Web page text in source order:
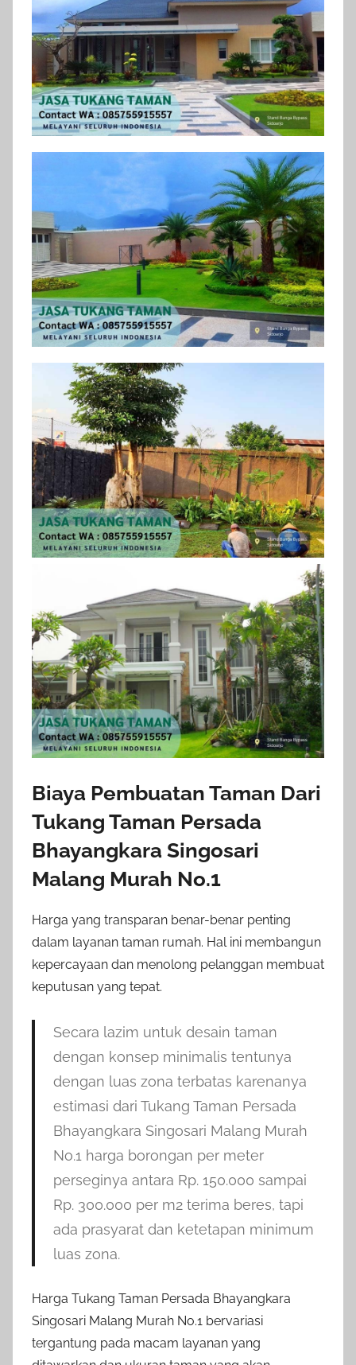
Biaya Pembuatan Taman Dari
Tukang Taman Persada
Bhayangkara Singosari
Malang Murah No.1
Harga yang transparan benar-benar penting
dalam layanan taman rumah. Hal ini membangun
kepercayaan dan menolong pelanggan membuat
keputusan yang tepat.
Secara lazim untuk desain taman
dengan konsep minimalis tentunya
dengan luas zona terbatas karenanya
estimasi dari Tukang Taman Persada
Bhayangkara Singosari Malang Murah
No.1 harga borongan per meter
perseginya antara Rp. 150.000 sampai
Rp. 300.000 per m2 terima beres, tapi
ada prasyarat dan ketetapan minimum
luas zona.
Harga Tukang Taman Persada Bhayangkara
Singosari Malang Murah No.1 bervariasi
tergantung pada macam layanan yang